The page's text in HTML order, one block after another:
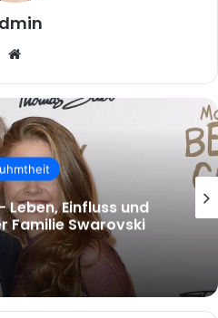
– Wer ist Malcolm
das Interesse
ihm?